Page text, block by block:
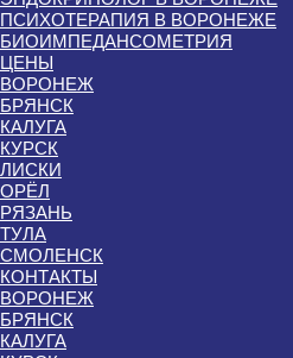
ПСИХОТЕРАПИЯ В ВОРОНЕЖЕ
БИОИМПЕДАНСОМЕТРИЯ
ЦЕНЫ
ВОРОНЕЖ
БРЯНСК
КАЛУГА
КУРСК
ЛИСКИ
ОРЁЛ
РЯЗАНЬ
ТУЛА
СМОЛЕНСК
КОНТАКТЫ
ВОРОНЕЖ
БРЯНСК
КАЛУГА